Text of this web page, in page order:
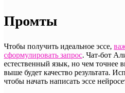
Промты
Чтобы получить идеальное эссе,
сформулировать запрос. Чат-бот
естественный язык, но чем точнее
выше будет качество результата.
чтобы начать написать эссе